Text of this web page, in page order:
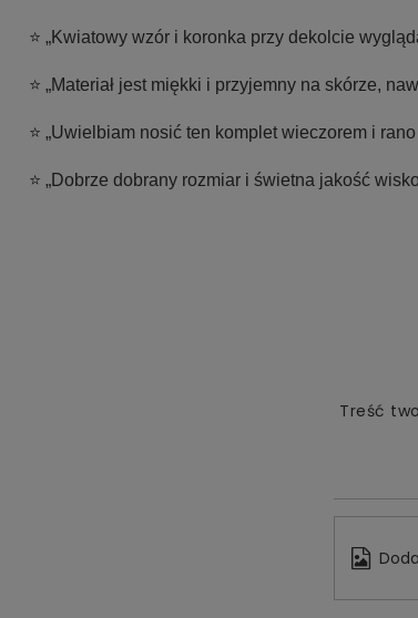
⭐ „Kwiatowy wzór i koronka przy dekolcie
⭐ „Materiał jest miękki i przyjemny na skórze,
⭐ „Uwielbiam nosić ten komplet wieczorem i
⭐ „Dobrze dobrany rozmiar i świetna jakość
Treść